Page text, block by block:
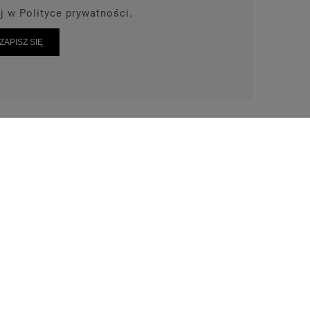
w Polityce prywatności.
ZAPISZ SIĘ
TEL: 664-028-239